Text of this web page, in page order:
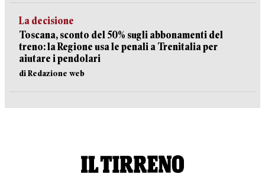
La decisione
Toscana, sconto del 50% sugli abbonamenti del
treno: la Regione usa le penali a Trenitalia per
aiutare i pendolari
di Redazione web